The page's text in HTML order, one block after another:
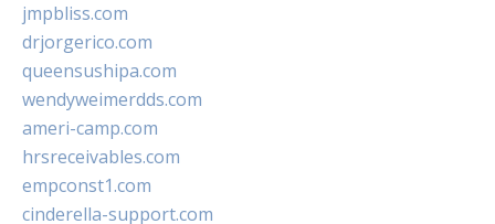
jmpbliss.com
drjorgerico.com
queensushipa.com
wendyweimerdds.com
ameri-camp.com
hrsreceivables.com
empconst1.com
cinderella-support.com